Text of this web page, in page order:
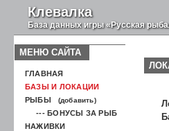
Клевалка
База данных игры «Русская
МЕНЮ САЙТА
ГЛАВНАЯ
БАЗЫ И ЛОКАЦИИ
РЫБЫ
(добавить)
--- БОНУСЫ ЗА РЫБ
НАЖИВКИ